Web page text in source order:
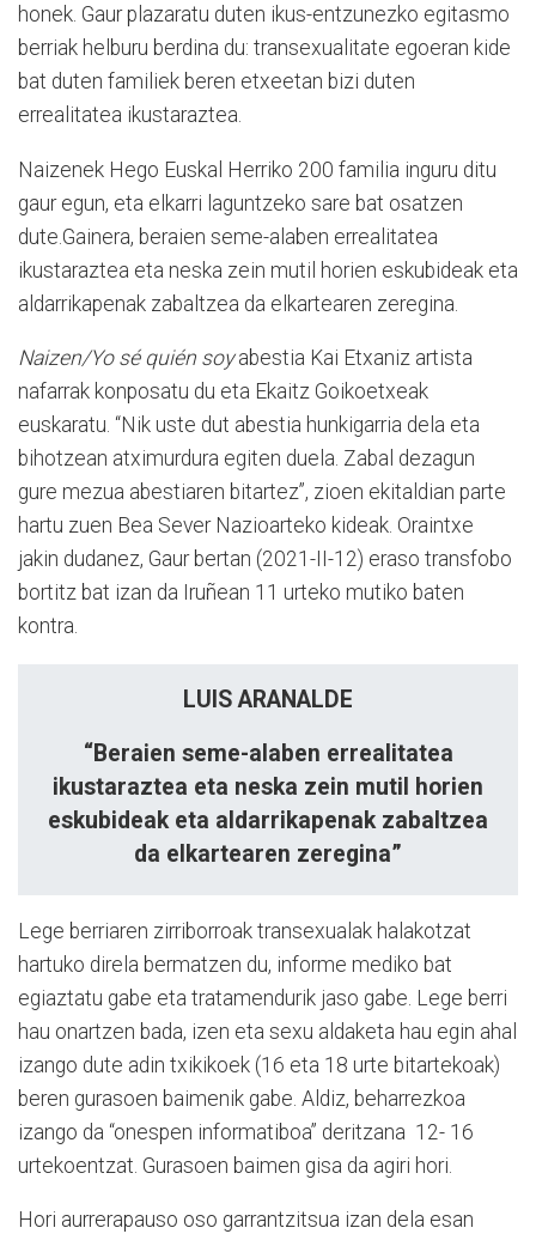
honek. Gaur plazaratu duten ikus-entzunezko egitasmo
berriak helburu berdina du: transexualitate egoeran kide
bat duten familiek beren etxeetan bizi duten
errealitatea ikustaraztea.
Naizenek Hego Euskal Herriko 200 familia inguru ditu
gaur egun, eta elkarri laguntzeko sare bat osatzen
dute.Gainera, beraien seme-alaben errealitatea
ikustaraztea eta neska zein mutil horien eskubideak eta
aldarrikapenak zabaltzea da elkartearen zeregina.
Naizen/Yo sé quién soyabestia Kai Etxaniz artista
nafarrak konposatu du eta Ekaitz Goikoetxeak
euskaratu. “Nik uste dut abestia hunkigarria dela eta
bihotzean atximurdura egiten duela. Zabal dezagun
gure mezua abestiaren bitartez”, zioen ekitaldian parte
hartu zuen Bea Sever Nazioarteko kideak. Oraintxe
jakin dudanez, Gaur bertan (2021-II-12) eraso transfobo
bortitz bat izan da Iruñean 11 urteko mutiko baten
kontra.
LUIS ARANALDE
“Beraien seme-alaben errealitatea
ikustaraztea eta neska zein mutil horien
eskubideak eta aldarrikapenak zabaltzea
da elkartearen zeregina”
Lege berriaren zirriborroak transexualak halakotzat
hartuko direla bermatzen du, informe mediko bat
egiaztatu gabe eta tratamendurik jaso gabe. Lege berri
hau onartzen bada, izen eta sexu aldaketa hau egin ahal
izango dute adin txikikoek (16 eta 18 urte bitartekoak)
beren gurasoen baimenik gabe. Aldiz, beharrezkoa
izango da “onespen informatiboa” deritzana 12- 16
urtekoentzat. Gurasoen baimen gisa da agiri hori.
Hori aurrerapauso oso garrantzitsua izan dela esan